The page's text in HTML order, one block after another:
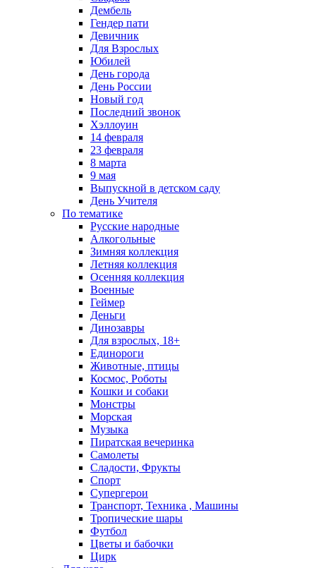
Дембель
Гендер пати
Девичник
Для Взрослых
Юбилей
День города
День России
Новый год
Последний звонок
Хэллоуин
14 февраля
23 февраля
8 марта
9 мая
Выпускной в детском саду
День Учителя
По тематике
Русские народные
Алкогольные
Зимняя коллекция
Летняя коллекция
Осенняя коллекция
Военные
Геймер
Деньги
Динозавры
Для взрослых, 18+
Единороги
Животные, птицы
Космос, Роботы
Кошки и собаки
Монстры
Морская
Музыка
Пиратская вечеринка
Самолеты
Сладости, Фрукты
Спорт
Супергерои
Транспорт, Техника , Машины
Тропические шары
Футбол
Цветы и бабочки
Цирк